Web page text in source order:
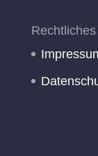
Rechtliches